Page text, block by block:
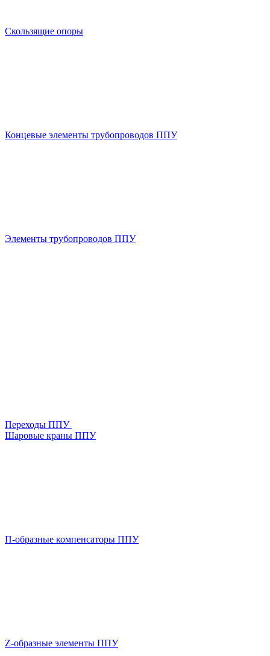
Скользящие опоры
Концевые элементы трубопроводов ППУ
Элементы трубопроводов ППУ
Переходы ППУ
Шаровые краны ППУ
П-образные компенсаторы ППУ
Z-образные элементы ППУ